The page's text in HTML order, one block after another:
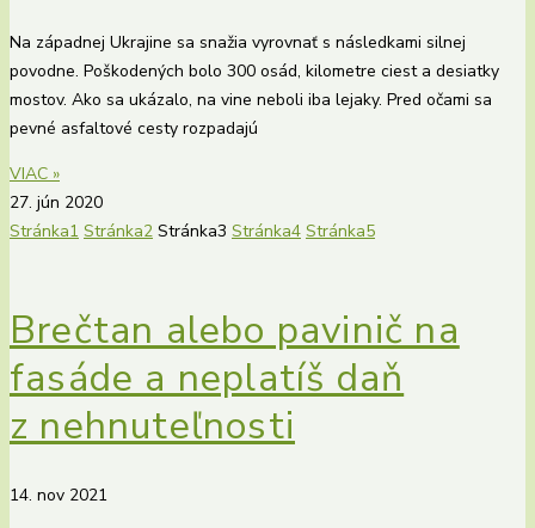
Na západnej Ukrajine sa snažia vyrovnať s následkami silnej
povodne. Poškodených bolo 300 osád, kilometre ciest a desiatky
mostov. Ako sa ukázalo, na vine neboli iba lejaky. Pred očami sa
pevné asfaltové cesty rozpadajú
VIAC »
27. jún 2020
Stránka1 Stránka2 Stránka3 Stránka4 Stránka5
Brečtan alebo pavinič na
fasáde a neplatíš daň
z nehnuteľnosti
14. nov 2021